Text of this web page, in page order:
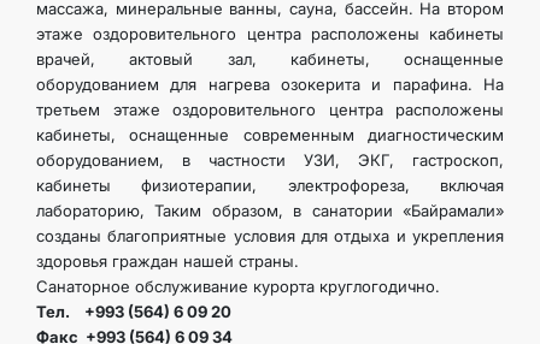
массажа, минеральные ванны, сауна, бассейн. На втором
этаже оздоровительного центра расположены кабинеты
врачей, актовый зал, кабинеты, оснащенные
оборудованием для нагрева озокерита и парафина. На
третьем этаже оздоровительного центра расположены
кабинеты, оснащенные современным диагностическим
оборудованием, в частности УЗИ, ЭКГ, гастроскоп,
кабинеты физиотерапии, электрофореза, включая
лабораторию, Таким образом, в санатории «Байрамали»
созданы благоприятные условия для отдыха и укрепления
здоровья граждан нашей страны.
Санаторное обслуживание курорта круглогодично.
Тел. +993 (564) 6 09 20
Факс +993 (564) 6 09 34